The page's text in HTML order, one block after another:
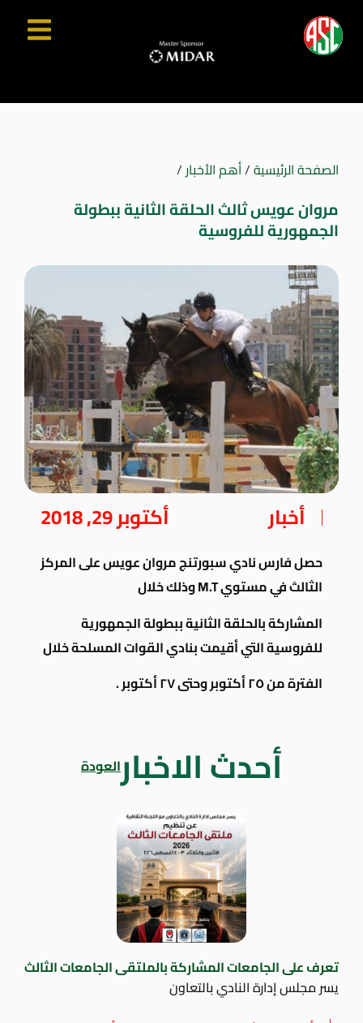
الصفحة الرئيسية/أهم الأخبار/
مروان عويس ثالث الحلقة الثانية ببطولة
الجمهورية للفروسية
أخبار أكتوبر 29, 2018
حصل فارس نادي سبورتنج مروان عويس على المركز
الثالث في مستوي M.T وذلك خلال
المشاركة بالحلقة الثانية ببطولة الجمهورية
للفروسية التي أقيمت بنادي القوات المسلحة خلال
الفترة من ٢٥ أكتوبر
وحتى ٢٧ أكتوبر .
أحدث الاخبارالعودة
تعرف على الجامعات المشاركة بالملتقى الجامعات الثالث
يسر مجلس إدارة النادي بالتعاون